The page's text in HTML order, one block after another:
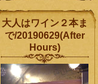
大人はワイン２本ま
で/20190629(After
Hours)
動
画